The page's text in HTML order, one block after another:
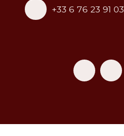
+33 6 76 23 91 03